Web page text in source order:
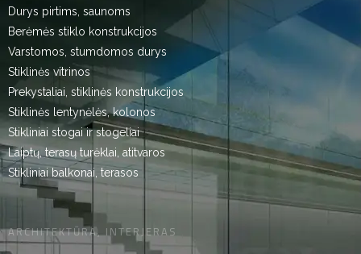
Durys pirtims, saunoms
Berėmės stiklo konstrukcijos
Varstomos, stumdomos durys
Stiklinės vitrinos
Prekystaliai, stiklinės konstrukcijos
Stiklinės lentynėlės, kolonos
Stikliniai stogai ir stogeliai
Laiptų, terasų turėklai, atitvaros
Stikliniai balkonai, terasos
ARCHITEKTŪRA, INTERJERAS